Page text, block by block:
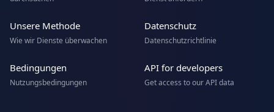
Unsere Methode
Wie wir Dienste überwachen
Datenschutz
Datenschutzrichtlinie
Bedingungen
Nutzungsbedingungen
API for developers
Get access to our API data